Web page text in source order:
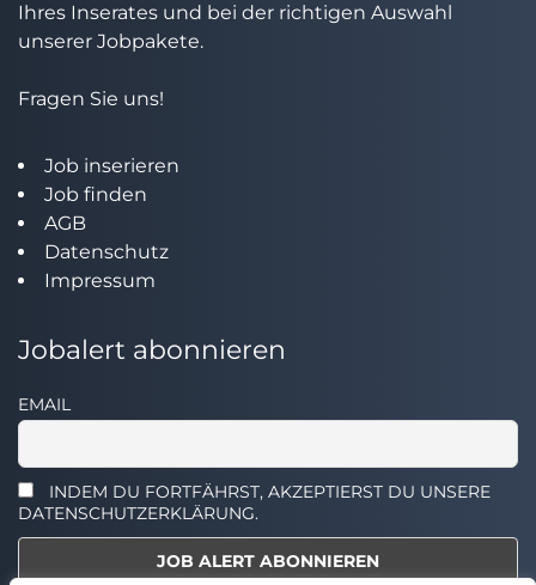
Ihres Inserates und bei der richtigen Auswahl
unserer Jobpakete.
Fragen Sie uns!
Job inserieren
Job finden
AGB
Datenschutz
Impressum
Jobalert abonnieren
EMAIL
INDEM DU FORTFÄHRST, AKZEPTIERST DU UNSERE
DATENSCHUTZERKLÄRUNG.